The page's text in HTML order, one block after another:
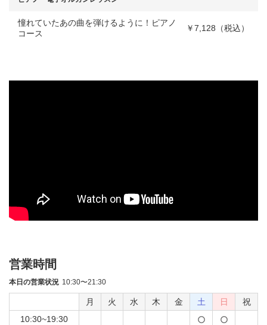
憧れていたあの曲を弾けるように！ピアノ
コース
￥7,128（税込）
営業時間
本日の営業状況 10:30〜21:30
月 火 水 木 金 土 日
祝
10:30~19:30